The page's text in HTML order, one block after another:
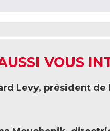
VOUS
Levy, président